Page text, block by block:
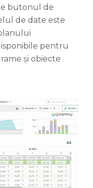
butonul de
de date este
pentru
și obiecte